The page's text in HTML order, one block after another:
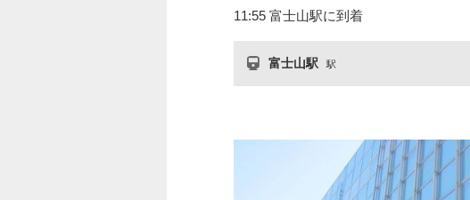
11:55 富士山駅に到着
富士山駅 駅